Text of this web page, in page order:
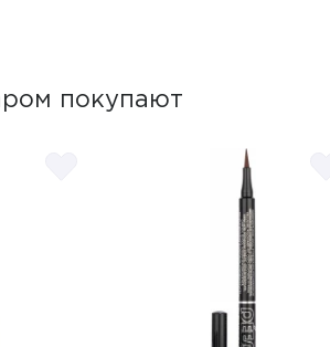
покупают